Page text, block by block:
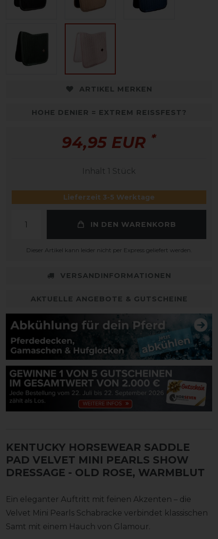
ARTIKEL MERKEN
HOHE DENIER = EXTREM REISSFEST?
94,95 EUR *
Inhalt 1 Stück
Lieferzeit 3-5 Werktage
IN DEN WARENKORB
Dieser Artikel kann leider nicht per Express geliefert werden.
VERSANDINFORMATIONEN
AKTUELLE ANGEBOTE & GUTSCHEINE
KENTUCKY HORSEWEAR SADDLE
PAD VELVET MINI PEARLS SHOW
DRESSAGE - OLD ROSE, WARMBLUT
Ein eleganter Auftritt mit feinen Akzenten – die
Velvet Mini Pearls Schabracke verbindet klassischen
Samt mit einem Hauch von Glamour.